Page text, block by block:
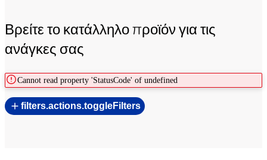
Βρείτε το κατάλληλο προϊόν για τις
ανάγκες σας
Cannot read property 'StatusCode' of undefined
filters.actions.toggleFilters